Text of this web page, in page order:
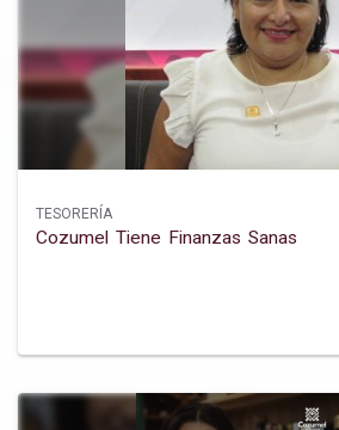
TESORERÍA
Cozumel Tiene Finanzas Sanas